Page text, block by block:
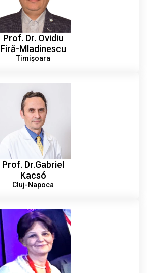
Prof. Dr. Ovidiu
Firă-Mladinescu
Timișoara
Prof. Dr.Gabriel
Kacsó
Cluj-Napoca